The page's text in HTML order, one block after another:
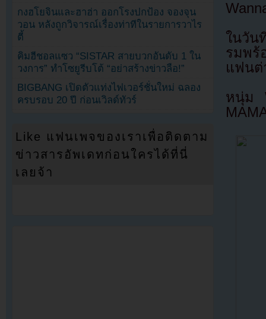
ในวัน
รมพร้
แฟนต่
หนุ่ม
กงฮโยจินและฮาฮ่า ออกโรงปกป้อง จองจุน
วอน หลังถูกวิจารณ์เรื่องท่าทีในรายการวาไร
ตี้
คิมฮีชอลแซว “SISTAR สายบวกอันดับ 1 ใน
วงการ” ทำโซยูรีบโต้ “อย่าสร้างข่าวลือ!”
BIGBANG เปิดตัวแท่งไฟเวอร์ชั่นใหม่ ฉลอง
ครบรอบ 20 ปี ก่อนเวิลด์ทัวร์
Like แฟนเพจของเราเพื่อติดตาม
ข่าวสารอัพเดทก่อนใครได้ที่นี่
เลยจ้า